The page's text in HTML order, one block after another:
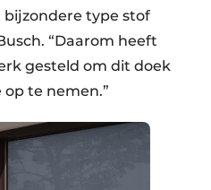
bijzondere type stof
“Daarom heeft
gesteld om dit doek
te nemen.”